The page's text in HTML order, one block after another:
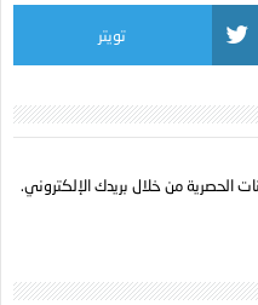
تويتر
الحصرية من خلال بريدك الإلكتروني.